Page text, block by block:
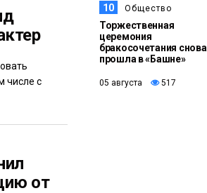
числе с
от
10 Общество
Торжественная
церемония
бракосочетания снова
прошла в «Башне»
05 августа 517